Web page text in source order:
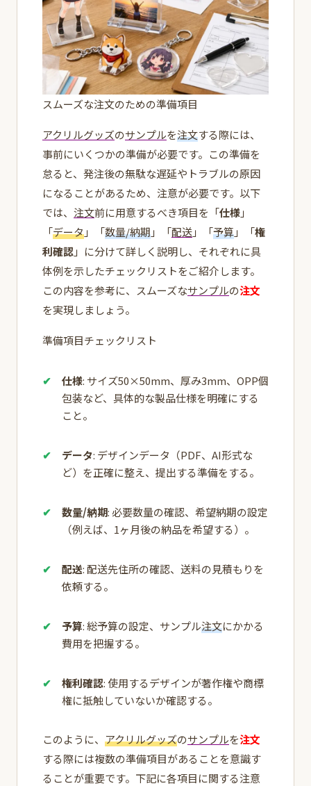
スムーズな注文のための準備項目
アクリルグッズのサンプルを注文する際には、
事前にいくつかの準備が必要です。この準備を
怠ると、発注後の無駄な遅延やトラブルの原因
になることがあるため、注意が必要です。以下
では、 注文前に用意するべき項目を「仕様」
「データ」「数量/納期」「配送」「予算」「権
利確認」に分けて詳しく説明し、それぞれに具
体例を示したチェックリストをご紹介します。
この内容を参考に、スムーズなサンプルの注文
を実現しましょう。
準備項目チェックリスト
仕様: サイズ50×50mm、厚み3mm、OPP個
包装など、具体的な製品仕様を明確にする
こと。
データ: デザインデータ（PDF、AI形式な
ど）を正確に整え、提出する準備をする。
数量/納期: 必要数量の確認、希望納期の設定
（例えば、1ヶ月後の納品を希望する）。
配送: 配送先住所の確認、送料の見積もりを
依頼する。
予算: 総予算の設定、サンプル注文にかかる
費用を把握する。
権利確認: 使用するデザインが著作権や商標
権に抵触していないか確認する。
このように、 アクリルグッズのサンプルを注文
する際には複数の準備項目があることを意識す
ることが重要です。下記に各項目に関する注意